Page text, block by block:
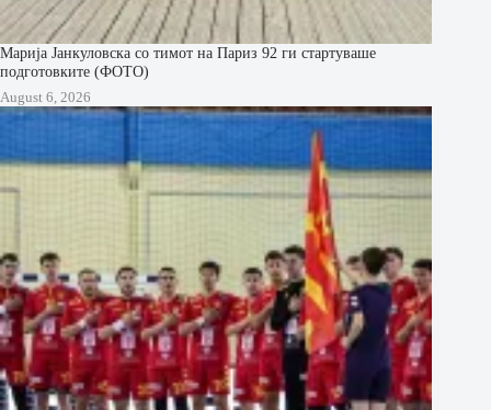
Марија Јанкуловска со тимот на Париз 92 ги стартуваше
подготовките (ФОТО)
August 6, 2026